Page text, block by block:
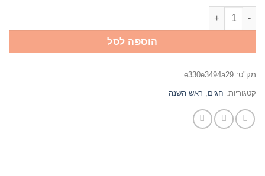
כמות של הסדרה המוזהבת - יין ושמן זית
הוספה לסל
מק"ט: e330e3494a29
קטגוריות: חגים ראש השנה